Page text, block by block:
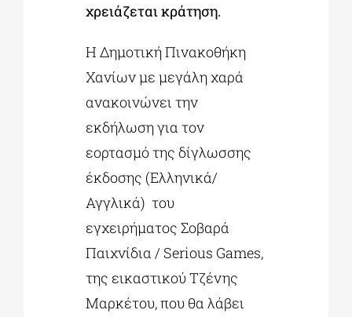
χρειάζεται κράτηση.
Η Δημοτική Πινακοθήκη
Χανίων με μεγάλη χαρά
ανακοινώνει την
εκδήλωση για τον
εορτασμό της δίγλωσσης
έκδοσης (Ελληνικά/
Αγγλικά) του
εγχειρήματος Σοβαρά
Παιχνίδια / Serious Games,
της εικαστικού Τζένης
Μαρκέτου, που θα λάβει